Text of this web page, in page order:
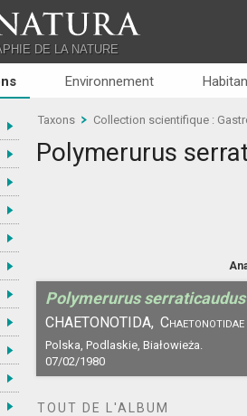
DE LA NATURE
Environnement
Taxons Collection scientifique :
Polymerurus
Polymerurus serraticaudus
CHAETONOTIDA, Chaetonotidae
Polska, Podlaskie, Białowieża.
07/02/1980
TOUT DE L'ALBUM